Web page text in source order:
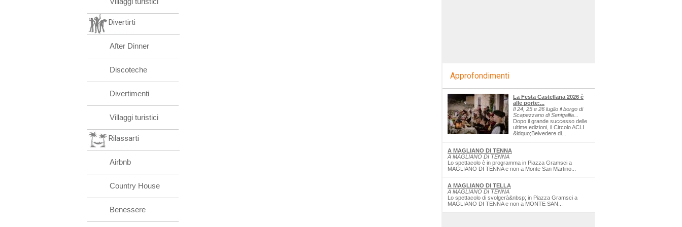
Divertirti
After Dinner
Discoteche
Divertimenti
Villaggi turistici
Rilassarti
Airbnb
Country House
Benessere
Approfondimenti
La Festa Castellana 2026 è
alle porte:...
Il 24, 25 e 26 luglio il borgo di
Scapezzano di Senigallia...
Dopo il grande successo delle
ultime edizioni, il Circolo ACLI
&ldquo;Belvedere di...
A MAGLIANO DI TENNA
A MAGLIANO DI TENNA
Lo spettacolo è in programma in Piazza Gramsci a
MAGLIANO DI TENNA e non a Monte San Martino...
A MAGLIANO DI TELLA
A MAGLIANO DI TENNA
Lo spettacolo di svolgerà&nbsp; in Piazza Gramsci a
MAGLIANO DI TENNA e non a MONTE SAN...